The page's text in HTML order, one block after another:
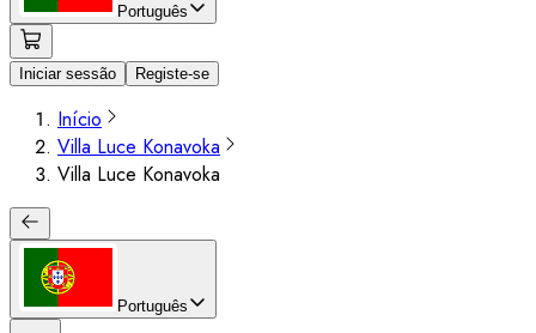
Português
Iniciar sessão Registe-se
Início
Villa Luce Konavoka
Villa Luce Konavoka
Português